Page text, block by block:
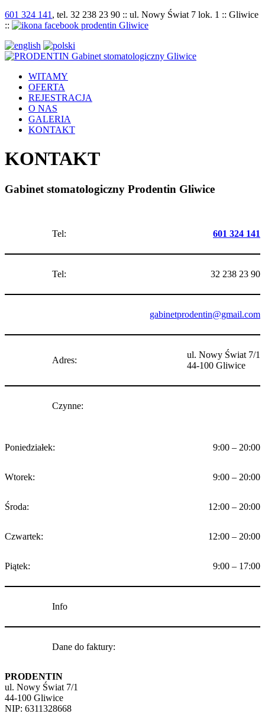
601 324 141 , tel. 32 238 23 90 :: ul. Nowy Świat 7 lok. 1 :: Gliwice
::
WITAMY
OFERTA
REJESTRACJA
O NAS
GALERIA
KONTAKT
KONTAKT
Gabinet stomatologiczny Prodentin Gliwice
Tel: 601 324 141
Tel: 32 238 23 90
gabinetprodentin@gmail.com
Adres:
ul. Nowy Świat 7/1
44-100 Gliwice
Czynne:
Poniedziałek: 9:00 – 20:00
Wtorek: 9:00 – 20:00
Środa: 12:00 – 20:00
Czwartek: 12:00 – 20:00
Piątek: 9:00 – 17:00
Info
Dane do faktury:
PRODENTIN
ul. Nowy Świat 7/1
44-100 Gliwice
NIP: 6311328668